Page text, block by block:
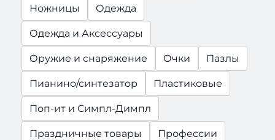
Ножницы Одежда
Одежда и Аксессуары
Оружие и снаряжение Очки Пазлы
Пианино/синтезатор Пластиковые
Поп-ит и Симпл-Димпл
Праздничные товары Профессии